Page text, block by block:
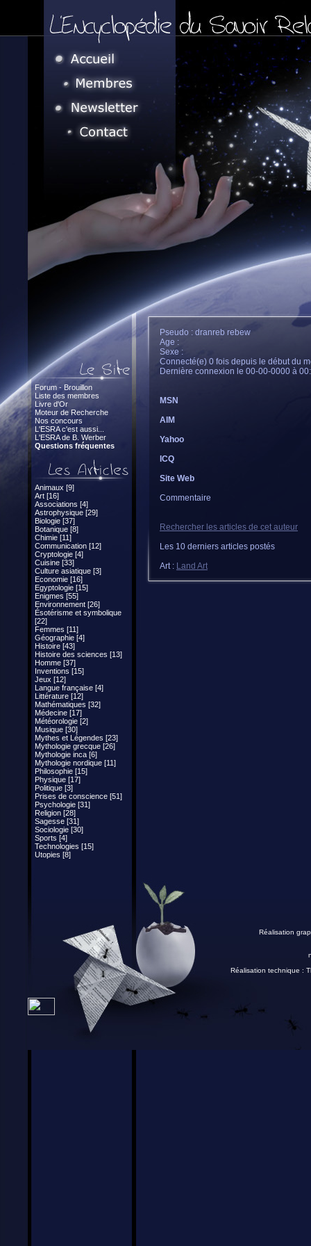
Forum - Brouillon
Liste des membres
Livre d'Or
Moteur de Recherche
Nos concours
L'ESRA c'est aussi...
L'ESRA de B. Werber
Questions fréquentes
Animaux [9]
Art [16]
Associations [4]
Astrophysique [29]
Biologie [37]
Botanique [8]
Chimie [11]
Communication [12]
Cryptologie [4]
Cuisine [33]
Culture asiatique [3]
Economie [16]
Egyptologie [15]
Enigmes [55]
Environnement [26]
Ésotérisme et symbolique
[22]
Femmes [11]
Géographie [4]
Histoire [43]
Histoire des sciences [13]
Homme [37]
Inventions [15]
Jeux [12]
Langue française [4]
Littérature [12]
Mathématiques [32]
Médecine [17]
Météorologie [2]
Musique [30]
Mythes et Légendes [23]
Mythologie grecque [26]
Mythologie inca [6]
Mythologie nordique [11]
Philosophie [15]
Physique [17]
Politique [3]
Prises de conscience [51]
Psychologie [31]
Religion [28]
Sagesse [31]
Sociologie [30]
Sports [4]
Technologies [15]
Utopies [8]
Pseudo : dranreb rebew
Age :
Sexe :
Connecté(e) 0 fois depuis le début du
Dernière connexion le 00-00-0000 à
MSN
AIM
Yahoo
ICQ
Site Web
Commentaire
Rechercher les articles de cet auteur
Les 10 derniers articles postés
Art : Land Art
Réalisation
Réalisation technique :